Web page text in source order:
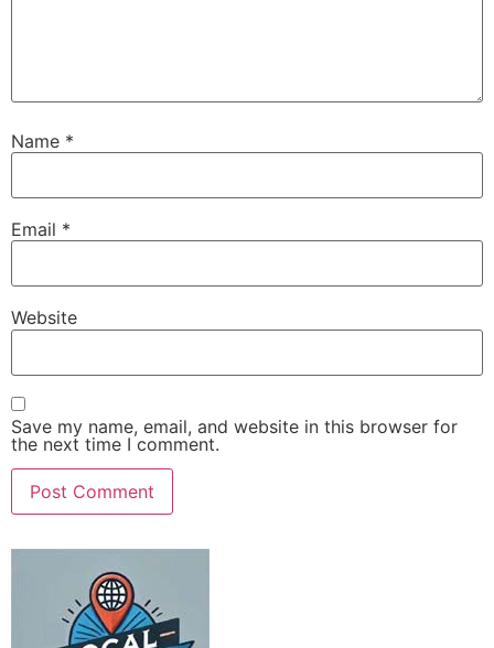
Name *
Email *
Website
Save my name, email, and website in this browser for
the next time I comment.